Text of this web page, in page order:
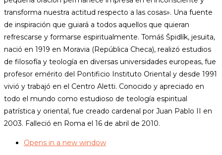
transforma nuestra actitud respecto a las cosas». Una fuente
de inspiración que guiará a todos aquellos que quieran
refrescarse y formarse espiritualmente. Tomáš Špidlík, jesuita,
nació en 1919 en Moravia (República Checa), realizó estudios
de filosofía y teología en diversas universidades europeas, fue
profesor emérito del Pontificio Instituto Oriental y desde 1991
vivió y trabajó en el Centro Aletti. Conocido y apreciado en
todo el mundo como estudioso de teología espiritual
patrística y oriental, fue creado cardenal por Juan Pablo II en
2003. Falleció en Roma el 16 de abril de 2010.
Opens in a new window